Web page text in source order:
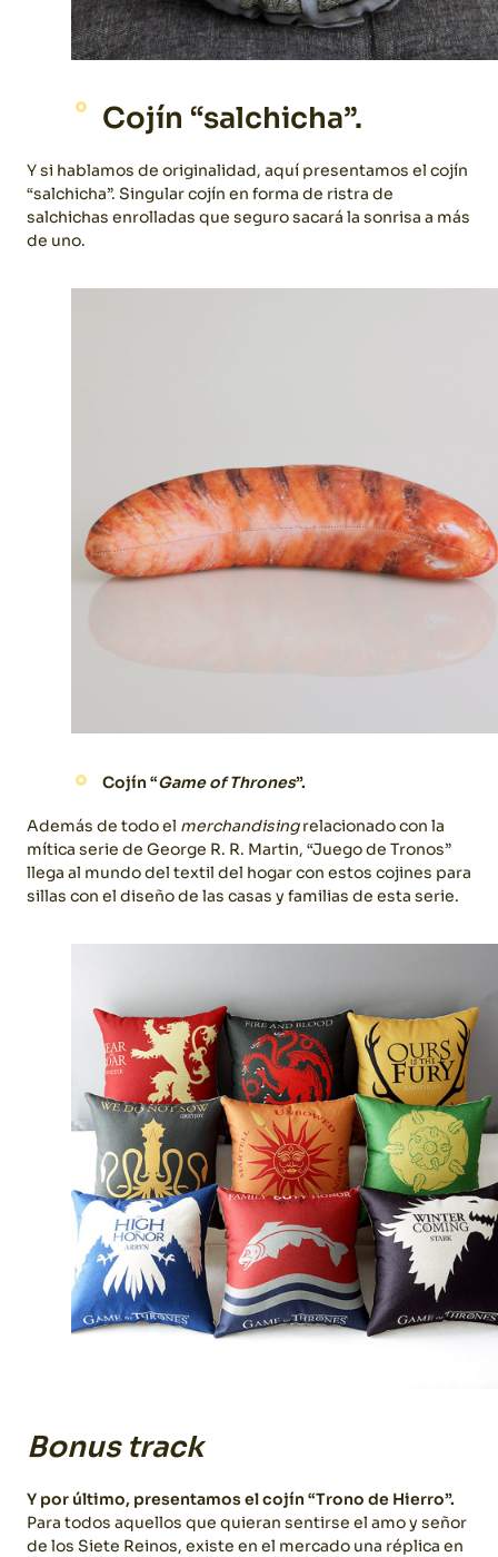
Cojín “salchicha”.
Y si hablamos de originalidad, aquí presentamos el cojín
“salchicha”. Singular cojín en forma de ristra de
salchichas enrolladas que seguro sacará la sonrisa a más
de uno.
Cojín “Game of Thrones”.
Además de todo el merchandisingrelacionado con la
mítica serie de George R. R. Martin, “Juego de Tronos”
llega al mundo del textil del hogar con estos cojines para
sillas con el diseño de las casas y familias de esta serie.
Bonus track
Y por último, presentamos el cojín “Trono de Hierro”.
Para todos aquellos que quieran sentirse el amo y señor
de los Siete Reinos, existe en el mercado una réplica en